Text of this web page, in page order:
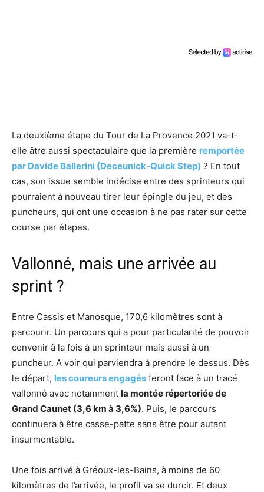
La deuxième étape du Tour de La Provence 2021 va-t-
elle âtre aussi spectaculaire que la première remportée
par Davide Ballerini (Deceunick-Quick Step) ? En tout
cas, son issue semble indécise entre des sprinteurs qui
pourraient à nouveau tirer leur épingle du jeu, et des
puncheurs, qui ont une occasion à ne pas rater sur cette
course par étapes.
Vallonné, mais une arrivée au
sprint ?
Entre Cassis et Manosque, 170,6 kilomètres sont à
parcourir. Un parcours qui a pour particularité de pouvoir
convenir à la fois à un sprinteur mais aussi à un
puncheur. A voir qui parviendra à prendre le dessus. Dès
le départ, les coureurs engagés feront face à un tracé
vallonné avec notamment la montée répertoriée de
Grand Caunet (3,6 km à 3,6%). Puis, le parcours
continuera à être casse-patte sans être pour autant
insurmontable.
Une fois arrivé à Gréoux-les-Bains, à moins de 60
kilomètres de l’arrivée, le profil va se durcir. Et deux